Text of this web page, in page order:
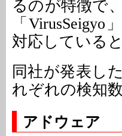
るのが特徴で
「
対応していると
同社が発表し
れぞれの検知
アドウェア